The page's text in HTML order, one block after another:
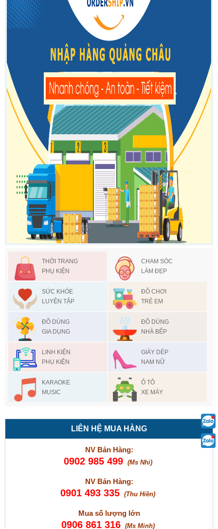
THỜI TRANG
PHỤ KIỆN
CHAM SÓC
LÀM ĐẸP
SỨC KHỎE
LUYỆN TẬP
ĐỒ CHƠI
TRẺ EM
ĐỒ DÙNG
GIA DỤNG
ĐỒ DÙNG
NHÀ BẾP
LINH KIỆN
PHỤ KIỆN
GIÀY DÉP
NAM NỮ
KARAOKE
MUSIC
Ô TÔ
XE MÁY
LIÊN HỆ MUA HÀNG
NV Bán Hàng:
0902 985 499 (Ms Nhi)
NV Bán Hàng:
0901 493 335 (Thu Hiền)
Mua số lượng lớn
0906 861 316 (Ms Minh)